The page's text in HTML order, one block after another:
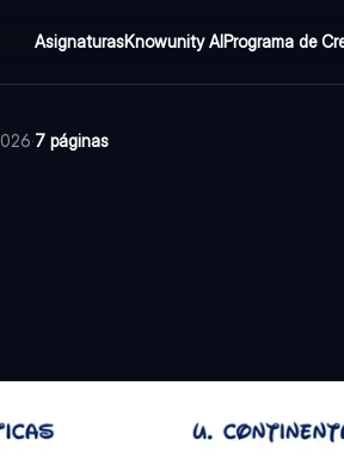
AsignaturasKnowunity AIPrograma de
·7 páginas